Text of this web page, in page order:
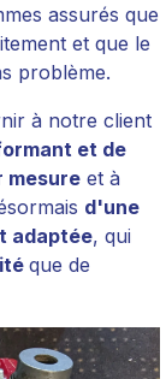
assurés que
et que le
problème.
à notre client
et de
mesure et à
d'une
adaptée, qui
que de